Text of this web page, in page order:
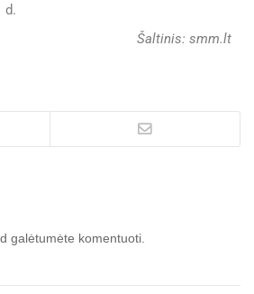
d.
Šaltinis: smm.lt
galėtumėte komentuoti.